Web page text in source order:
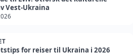
Vest-Ukraina
for reiser til Ukraina i 2026